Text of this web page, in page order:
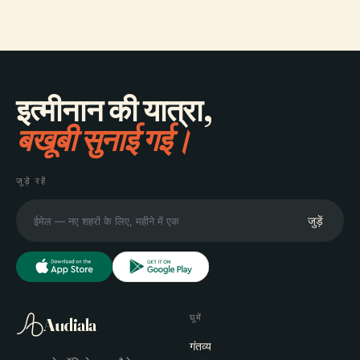
इत्मीनान की यात्रा,
बखूबी सुनाई गई।
जुड़े रहें
जुड़ें
Audiala घूमें
गंतव्य